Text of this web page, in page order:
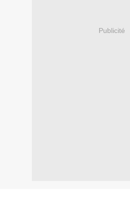
Publicité